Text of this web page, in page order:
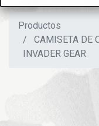
Productos
CAMISETA DE
INVADER GEAR